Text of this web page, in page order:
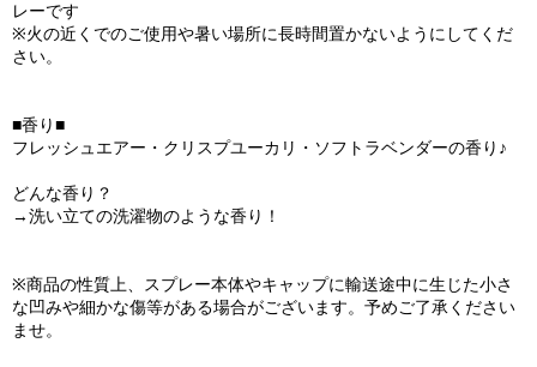
レーです
※火の近くでのご使用や暑い場所に長時間置かないようにしてくだ
さい。
■香り■
フレッシュエアー・クリスプユーカリ・ソフトラベンダーの香り♪
どんな香り？
→洗い立ての洗濯物のような香り！
※商品の性質上、スプレー本体やキャップに輸送途中に生じた小さ
な凹みや細かな傷等がある場合がございます。予めご了承ください
ませ。